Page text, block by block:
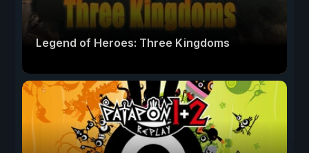
Legend of Heroes: Three Kingdoms